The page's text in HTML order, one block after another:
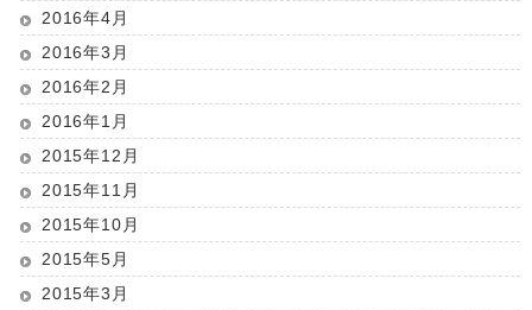
2016年4月
2016年3月
2016年2月
2016年1月
2015年12月
2015年11月
2015年10月
2015年5月
2015年3月